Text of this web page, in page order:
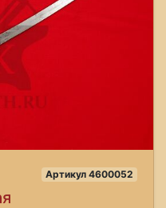
Артикул 4600052